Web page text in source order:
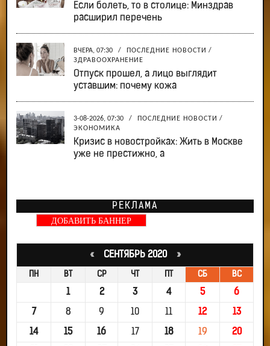
Если болеть, то в столице: Минздрав
расширил перечень
ВЧЕРА, 07:30 / ПОСЛЕДНИЕ НОВОСТИ /
ЗДРАВООХРАНЕНИЕ
Отпуск прошел, а лицо выглядит
уставшим: почему кожа
3-08-2026, 07:30 / ПОСЛЕДНИЕ НОВОСТИ /
ЭКОНОМИКА
Кризис в новостройках: Жить в Москве
уже не престижно, а
РЕКЛАМА
ДОБАВИТЬ БАННЕР
«СЕНТЯБРЬ 2020 »
ПН ВТ СР ЧТ ПТ СБ ВС
1 2 3 4 5 6
7 8 9 10 11 12 13
14 15 16 17 18 19 20